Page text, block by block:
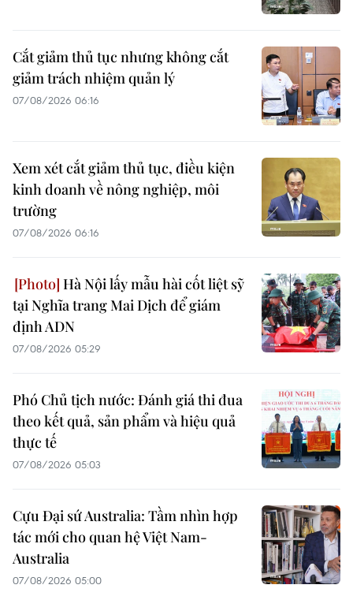
Cắt giảm thủ tục nhưng không cắt
giảm trách nhiệm quản lý
07/08/2026 06:16
Xem xét cắt giảm thủ tục, điều kiện
kinh doanh về nông nghiệp, môi
trường
07/08/2026 06:16
Hà Nội lấy mẫu hài cốt liệt sỹ
tại Nghĩa trang Mai Dịch để giám
định ADN
07/08/2026 05:29
Phó Chủ tịch nước: Đánh giá thi đua
theo kết quả, sản phẩm và hiệu quả
thực tế
07/08/2026 05:03
Cựu Đại sứ Australia: Tầm nhìn hợp
tác mới cho quan hệ Việt Nam-
Australia
07/08/2026 05:00